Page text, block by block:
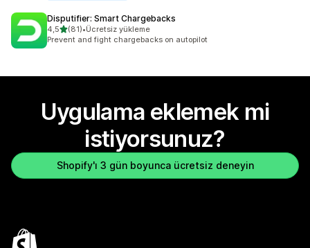
Disputifier: Smart Chargebacks
4,55 yıldız üzerinden
(81)
toplam 81 değerlendirme
•Ücretsiz yükleme
Prevent and fight chargebacks on autopilot
Uygulama eklemek mi
istiyorsunuz?
Shopify'ı 3 gün boyunca ücretsiz deneyin